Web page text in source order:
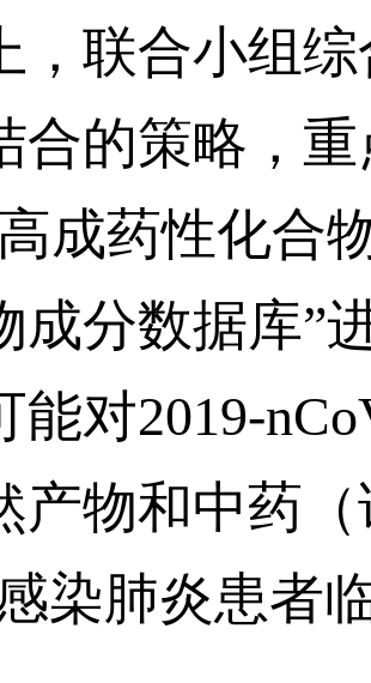
，联合小组
合的策略，
成药性化合
成分数据库”
能对2019-
产物和中药
染肺炎患者